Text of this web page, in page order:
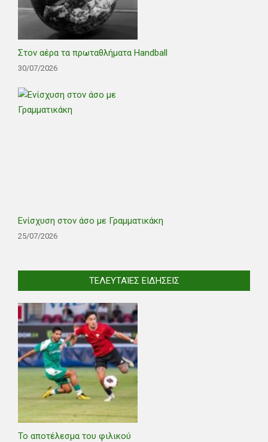
Στον αέρα τα πρωταθλήματα Handball
30/07/2026
Ενίσχυση στον άσο με Γραμματικάκη
25/07/2026
ΤΕΛΕΥΤΑΊΕΣ ΕΙΔΉΣΕΙΣ
Το αποτέλεσμα του φιλικού